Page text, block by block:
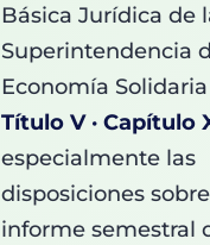
Básica Jurídica de
Superintendencia
Economía Solidaria
Título V · Capítulo
especialmente las
disposiciones
informe semestral